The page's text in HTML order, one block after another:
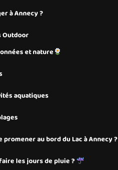
à Annecy ?
Outdoor
et nature
aquatiques
promener au bord du Lac à Annecy ?
les jours de pluie ?